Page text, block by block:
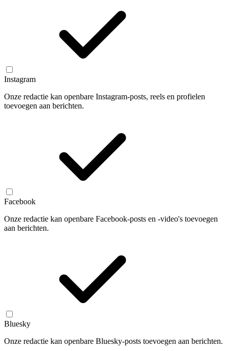
Instagram
Onze redactie kan openbare Instagram-posts, reels en profielen
toevoegen aan berichten.
Facebook
Onze redactie kan openbare Facebook-posts en -video's toevoegen
aan berichten.
Bluesky
Onze redactie kan openbare Bluesky-posts toevoegen aan berichten.